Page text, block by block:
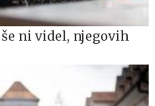
ni videl, njegovih